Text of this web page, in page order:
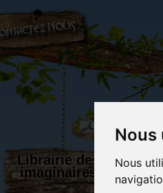
Nous
Nous
Librairie des
imaginaires